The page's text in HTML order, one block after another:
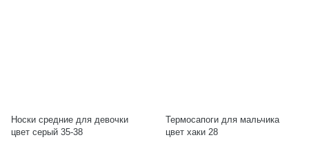
Носки средние для девочки
цвет серый 35-38
Термосапоги для мальчика
цвет хаки 28